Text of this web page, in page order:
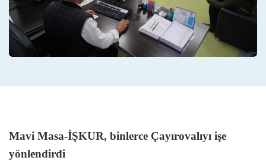
Mavi Masa-İŞKUR, binlerce Çayırovalıyı işe
yönlendirdi